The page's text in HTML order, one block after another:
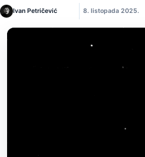
Ivan Petričević 8. listopada 2025.